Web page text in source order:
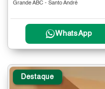
Grande ABC - Santo André
WhatsApp
Destaque